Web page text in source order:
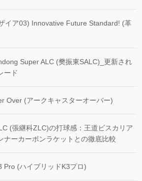
イア03) Innovative Future Standard! (革
Super ALC (樊振東SALC)_更新され
ード
Over (アークキャスターオーバー)
(張継科ZLC)の打球感：王道ビスカリア
ナーカーボンラケットとの徹底比較
Pro (ハイブリッドK3プロ)